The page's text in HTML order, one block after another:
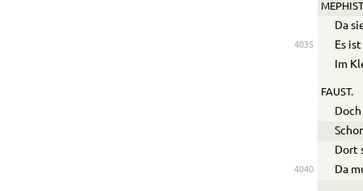
Da
4035
Es
Im
FAUST.
Dort
4040 Da